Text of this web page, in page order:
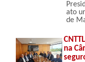
ato
de
na